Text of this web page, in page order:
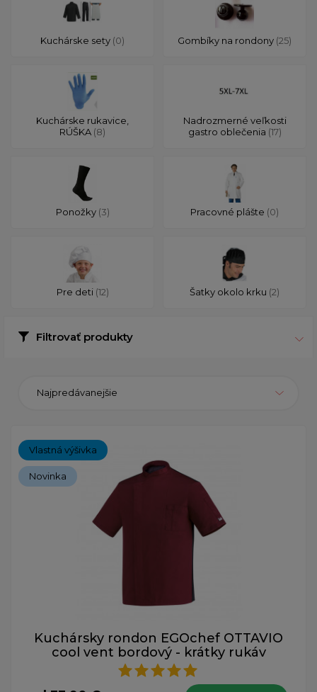
Kuchárske sety (0) Gombíky na rondony (25)
Kuchárske rukavice,
RÚŠKA (8)
Nadrozmerné veľkosti
gastro oblečenia (17)
Ponožky (3) Pracovné plášte (0)
Pre deti (12) Šatky okolo krku (2)
Filtrovať produkty
Najpredávanejšie
Vlastná výšivka
Novinka
Kuchársky rondon EGOchef OTTAVIO
cool vent bordový - krátky rukáv